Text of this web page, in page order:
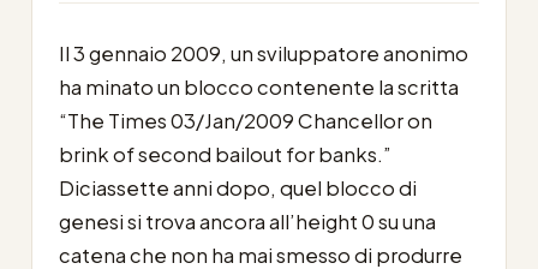
Il 3 gennaio 2009, un sviluppatore anonimo
ha minato un blocco contenente la scritta
“The Times 03/Jan/2009 Chancellor on
brink of second bailout for banks.”
Diciassette anni dopo, quel blocco di
genesi si trova ancora all’height 0 su una
catena che non ha mai smesso di produrre